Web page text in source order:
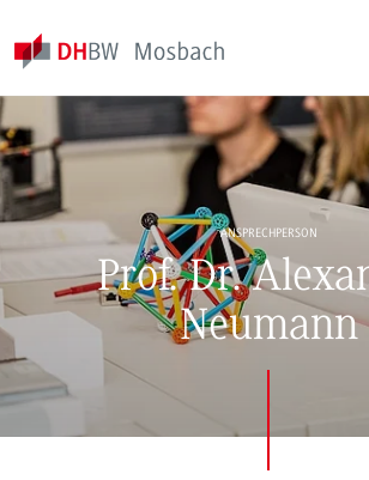
ANSPRECHPERSON
Prof. Dr.
Neumann